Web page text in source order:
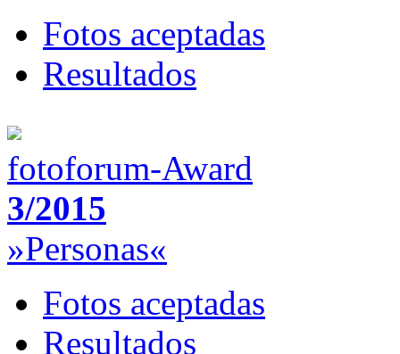
Fotos aceptadas
Resultados
fotoforum-Award
3/2015
»Personas«
Fotos aceptadas
Resultados